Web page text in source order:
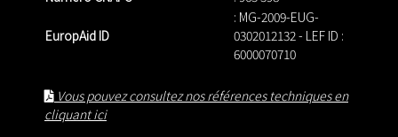
EuropAid ID
: MG-2009-EUG-
0302012132 - LEF ID :
6000070710
Vous pouvez consultez nos références techniques en
cliquant ici